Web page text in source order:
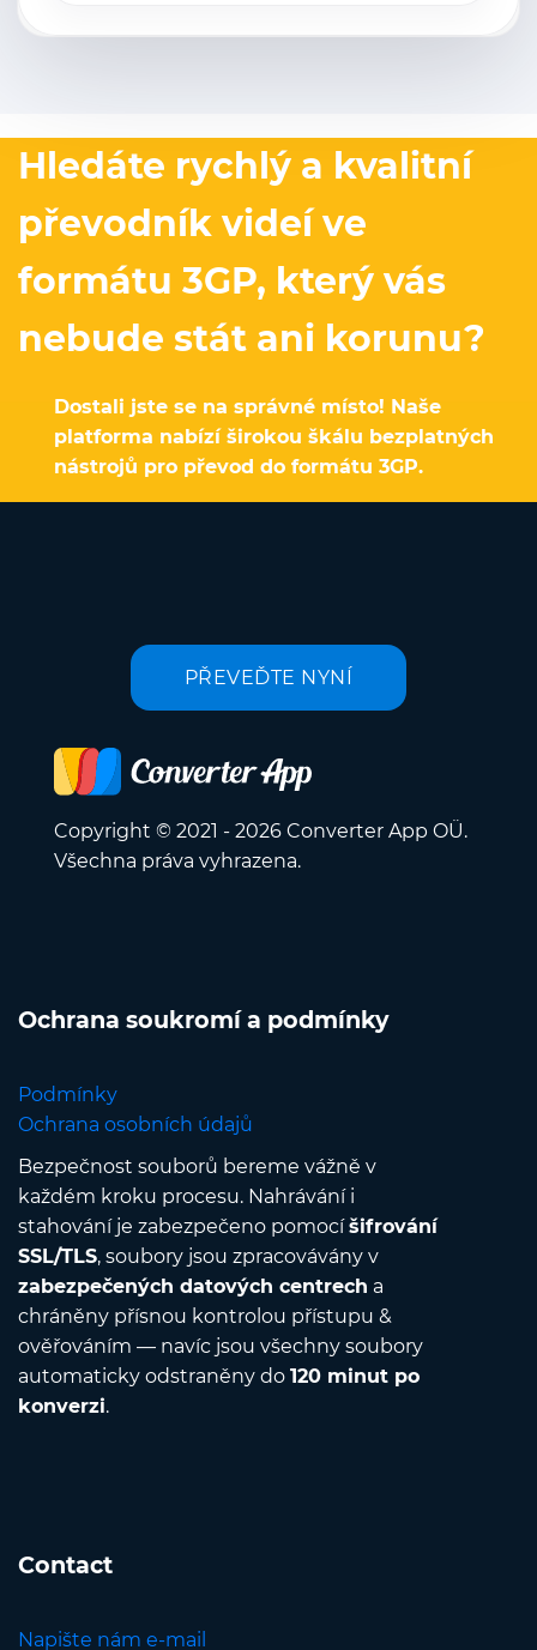
Hledáte rychlý a kvalitní
převodník videí ve
formátu 3GP, který vás
nebude stát ani korunu?
Dostali jste se na správné místo! Naše
platforma nabízí širokou škálu bezplatných
nástrojů pro převod do formátu 3GP.
PŘEVEĎTE NYNÍ
Copyright © 2021 - 2026 Converter App OÜ.
Všechna práva vyhrazena.
Ochrana soukromí a podmínky
Podmínky
Ochrana osobních údajů
Bezpečnost souborů bereme vážně v
každém kroku procesu. Nahrávání i
stahování je zabezpečeno pomocíšifrování
SSL/TLS, soubory jsou zpracovávány v
zabezpečených datových centrech a
chráněny přísnou kontrolou přístupu &
ověřováním — navíc jsou všechny soubory
automaticky odstraněny do 120 minut po
konverzi.
Contact
Napište nám e-mail